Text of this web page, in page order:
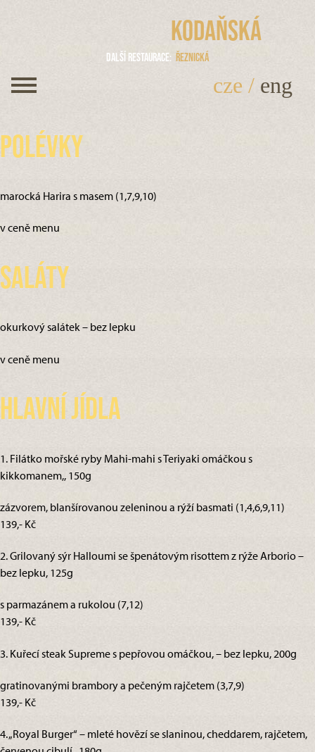
Kodaňská
Další restaurace Řeznická
cze / eng
Polévky
marocká Harira s masem (1,7,9,10)
v ceně menu
Saláty
okurkový salátek – bez lepku
v ceně menu
Hlavní jídla
1. Filátko mořské ryby Mahi-mahi s Teriyaki omáčkou s
kikkomanem,, 150g
zázvorem, blanšírovanou zeleninou a rýží basmati (1,4,6,9,11)
139,- Kč
2. Grilovaný sýr Halloumi se špenátovým risottem z rýže Arborio –
bez lepku, 125g
s parmazánem a rukolou (7,12)
139,- Kč
3. Kuřecí steak Supreme s pepřovou omáčkou, – bez lepku, 200g
gratinovanými brambory a pečeným rajčetem (3,7,9)
139,- Kč
4. „Royal Burger“ – mleté hovězí se slaninou, cheddarem, rajčetem,